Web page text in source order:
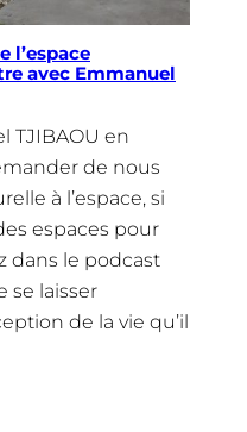
l’espace
avec Emmanuel
TJIBAOU en
de nous
à l’espace, si
espaces pour
dans le podcast
se laisser
de la vie qu’il